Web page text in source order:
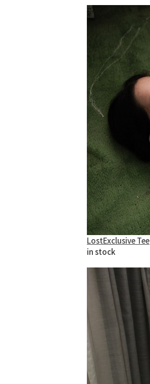
LostExclusive Tee
in stock